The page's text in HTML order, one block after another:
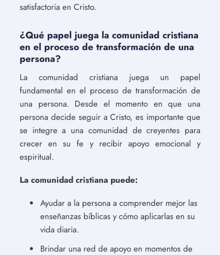
satisfactoria en Cristo.
¿Qué papel juega la comunidad cristiana
en el proceso de transformación de una
persona?
La comunidad cristiana juega un papel
fundamental en el proceso de transformación de
una persona. Desde el momento en que una
persona decide seguir a Cristo, es importante que
se integre a una comunidad de creyentes para
crecer en su fe y recibir apoyo emocional y
espiritual.
La comunidad cristiana puede:
Ayudar a la persona a comprender mejor las
enseñanzas bíblicas y cómo aplicarlas en su
vida diaria.
Brindar una red de apoyo en momentos de